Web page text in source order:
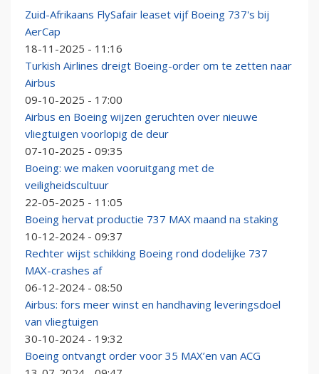
Zuid-Afrikaans FlySafair leaset vijf Boeing 737's bij
AerCap
18-11-2025 - 11:16
Turkish Airlines dreigt Boeing-order om te zetten naar
Airbus
09-10-2025 - 17:00
Airbus en Boeing wijzen geruchten over nieuwe
vliegtuigen voorlopig de deur
07-10-2025 - 09:35
Boeing: we maken vooruitgang met de
veiligheidscultuur
22-05-2025 - 11:05
Boeing hervat productie 737 MAX maand na staking
10-12-2024 - 09:37
Rechter wijst schikking Boeing rond dodelijke 737
MAX-crashes af
06-12-2024 - 08:50
Airbus: fors meer winst en handhaving leveringsdoel
van vliegtuigen
30-10-2024 - 19:32
Boeing ontvangt order voor 35 MAX’en van ACG